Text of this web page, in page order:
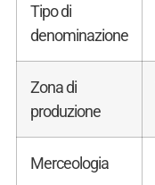
Tipo di
denominazione
Zona di
produzione
Merceologia